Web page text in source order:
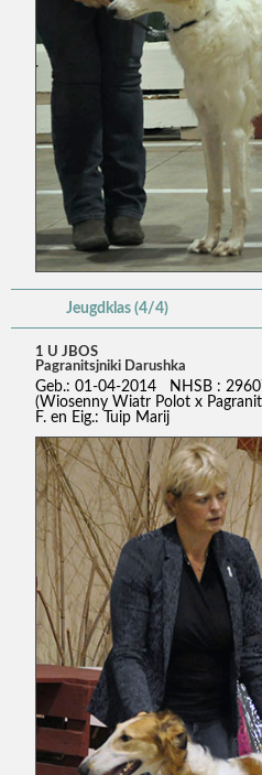
Jeugdklas (4/4)
1 U JBOS
Pagranitsjniki Darushka
Geb.: 01-04-2014 NHSB :
(Wiosenny Wiatr Polot x
F. en Eig.: Tuip Marij